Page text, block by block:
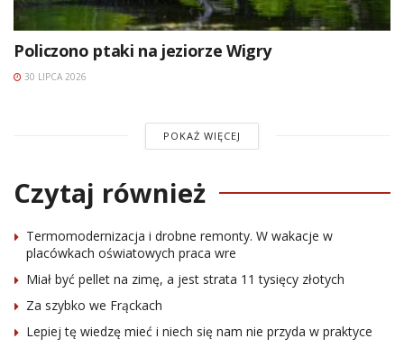
Policzono ptaki na jeziorze Wigry
30 LIPCA 2026
POKAŻ WIĘCEJ
Czytaj również
Termomodernizacja i drobne remonty. W wakacje w
placówkach oświatowych praca wre
Miał być pellet na zimę, a jest strata 11 tysięcy złotych
Za szybko we Frąckach
Lepiej tę wiedzę mieć i niech się nam nie przyda w praktyce